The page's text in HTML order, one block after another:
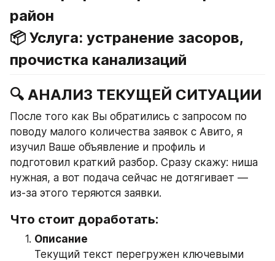
район
📦 Услуга: устранение засоров,
прочистка канализаций
🔍 АНАЛИЗ ТЕКУЩЕЙ СИТУАЦИИ
После того как Вы обратились с запросом по
поводу малого количества заявок с Авито, я
изучил Ваше объявление и профиль и
подготовил краткий разбор. Сразу скажу: ниша
нужная, а вот подача сейчас не дотягивает —
из-за этого теряются заявки.
Что стоит доработать:
Описание
Текущий текст перегружен ключевыми